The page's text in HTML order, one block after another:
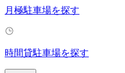
月極駐車場を探す
時間貸駐車場を探す